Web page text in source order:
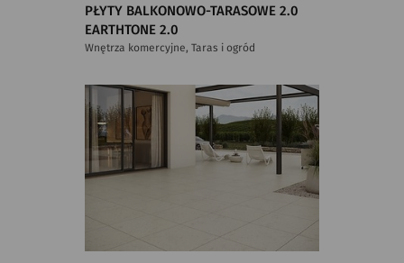
PŁYTY BALKONOWO-TARASOWE 2.0
EARTHTONE 2.0
Wnętrza komercyjne, Taras i ogród